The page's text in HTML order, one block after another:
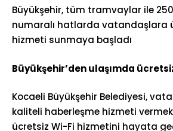
Büyükşehir, tüm tramvaylar ile
numaralı hatlarda vatandaşlara
hizmeti sunmaya başladı
Büyükşehir’den ulaşımda
Kocaeli Büyükşehir Belediyesi,
kaliteli haberleşme hizmeti
ücretsiz Wi-Fi hizmetini hayata